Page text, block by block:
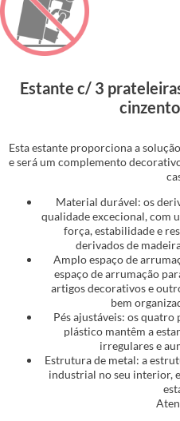
Estante c/ 3
Esta estante proporciona a
e será um complemento
Material durável: os
qualidade excecional, com
força, estabilidade e
derivados de
Amplo espaço de
espaço de arrumação
artigos decorativos e
bem
Pés ajustáveis: os quatro
plástico mantêm a
irregulares e
Estrutura de metal: a
industrial no seu interior,